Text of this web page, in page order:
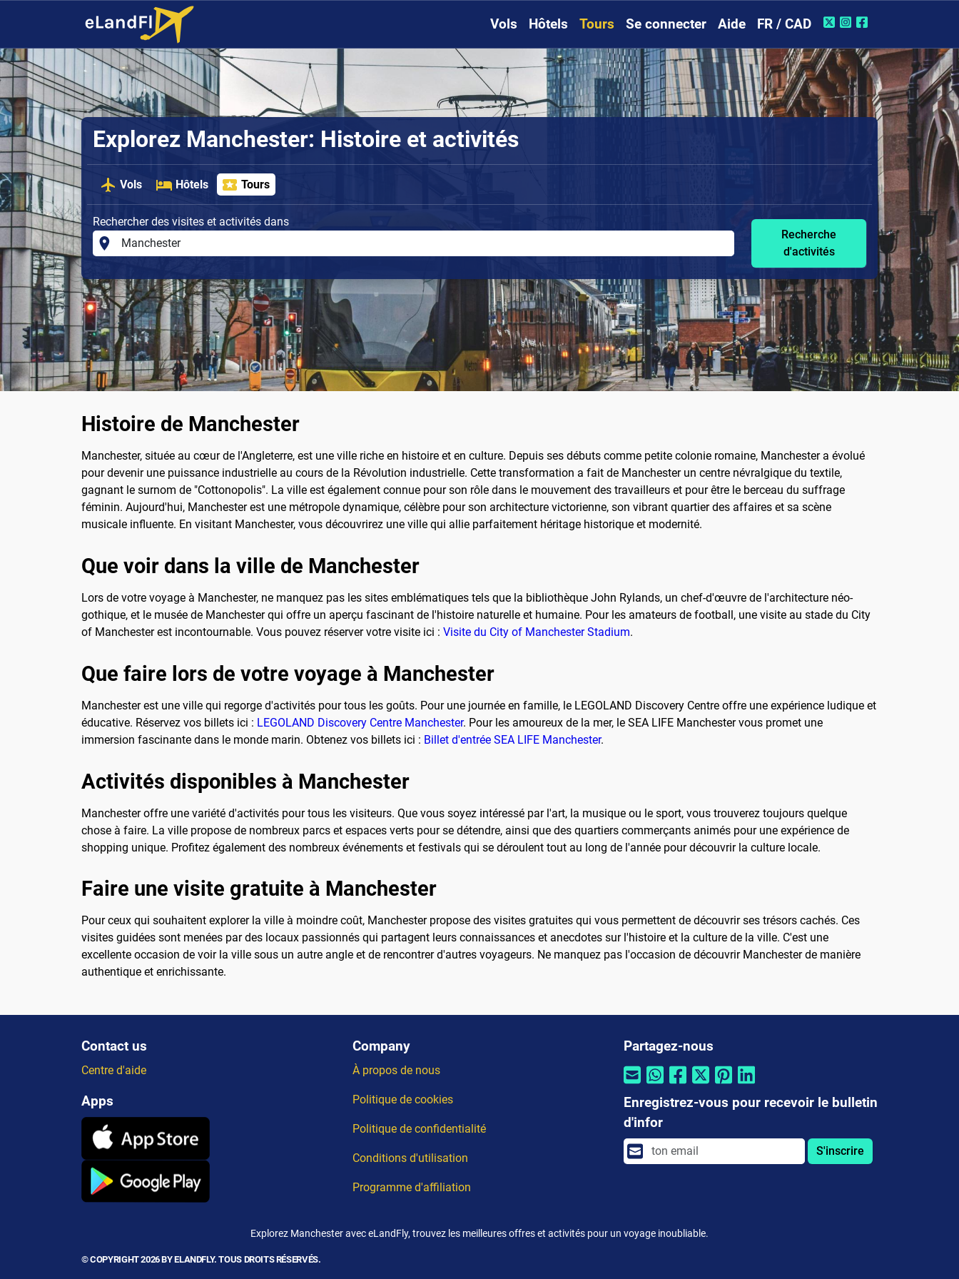
Vols Hôtels Tours Se connecter Aide FR / CAD
Explorez Manchester: Histoire et activités
Vols Hôtels Tours
Rechercher des visites et activités dans
Recherche
d'activités
Histoire de Manchester
Manchester, située au cœur de l'Angleterre, est une ville riche en histoire et en culture. Depuis ses débuts comme petite colonie romaine, Manchester a évolué
pour devenir une puissance industrielle au cours de la Révolution industrielle. Cette transformation a fait de Manchester un centre névralgique du textile,
gagnant le surnom de "Cottonopolis". La ville est également connue pour son rôle dans le mouvement des travailleurs et pour être le berceau du suffrage
féminin. Aujourd'hui, Manchester est une métropole dynamique, célèbre pour son architecture victorienne, son vibrant quartier des affaires et sa scène
musicale influente. En visitant Manchester, vous découvrirez une ville qui allie parfaitement héritage historique et modernité.
Que voir dans la ville de Manchester
Lors de votre voyage à Manchester, ne manquez pas les sites emblématiques tels que la bibliothèque John Rylands, un chef-d'œuvre de l'architecture néo-
gothique, et le musée de Manchester qui offre un aperçu fascinant de l'histoire naturelle et humaine. Pour les amateurs de football, une visite au stade du City
of Manchester est incontournable. Vous pouvez réserver votre visite ici : Visite du City of Manchester Stadium.
Que faire lors de votre voyage à Manchester
Manchester est une ville qui regorge d'activités pour tous les goûts. Pour une journée en famille, le LEGOLAND Discovery Centre offre une expérience ludique et
éducative. Réservez vos billets ici : LEGOLAND Discovery Centre Manchester. Pour les amoureux de la mer, le SEA LIFE Manchester vous promet une
immersion fascinante dans le monde marin. Obtenez vos billets ici : Billet d'entrée SEA LIFE Manchester.
Activités disponibles à Manchester
Manchester offre une variété d'activités pour tous les visiteurs. Que vous soyez intéressé par l'art, la musique ou le sport, vous trouverez toujours quelque
chose à faire. La ville propose de nombreux parcs et espaces verts pour se détendre, ainsi que des quartiers commerçants animés pour une expérience de
shopping unique. Profitez également des nombreux événements et festivals qui se déroulent tout au long de l'année pour découvrir la culture locale.
Faire une visite gratuite à Manchester
Pour ceux qui souhaitent explorer la ville à moindre coût, Manchester propose des visites gratuites qui vous permettent de découvrir ses trésors cachés. Ces
visites guidées sont menées par des locaux passionnés qui partagent leurs connaissances et anecdotes sur l'histoire et la culture de la ville. C'est une
excellente occasion de voir la ville sous un autre angle et de rencontrer d'autres voyageurs. Ne manquez pas l'occasion de découvrir Manchester de manière
authentique et enrichissante.
Contact us
Centre d'aide
Apps
Company
À propos de nous
Politique de cookies
Politique de confidentialité
Conditions d'utilisation
Programme d'affiliation
Partagez-nous
Enregistrez-vous pour recevoir le bulletin
d'infor
S'inscrire
Explorez Manchester avec eLandFly, trouvez les meilleures offres et activités pour un voyage inoubliable.
© COPYRIGHT 2026 BY ELANDFLY. TOUS DROITS RÉSERVÉS.